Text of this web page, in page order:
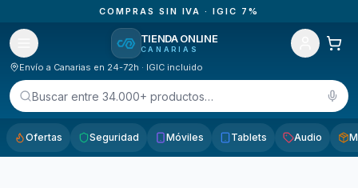
COMPRAS SIN IVA · IGIC 7%
TIENDA ONLINE
CANARIAS
Envío a Canarias en 24-72h · IGIC incluido
Buscar entre 34.000+ productos…
Ofertas Seguridad Móviles Tablets Audio